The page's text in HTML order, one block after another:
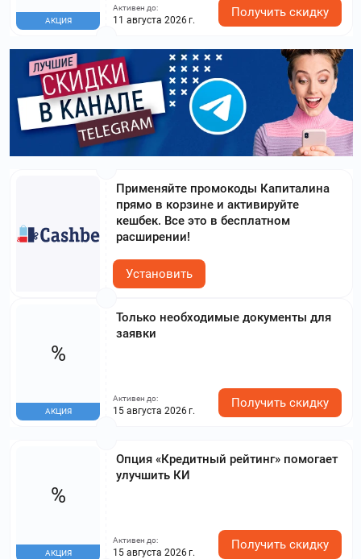
АКЦИЯ
Активен до:
11 августа 2026 г.
Получить скидку
Применяйте промокоды Капиталина
прямо в корзине и активируйте
кешбек. Все это в бесплатном
расширении!
Установить
Только необходимые документы для
заявки
%
АКЦИЯ
Активен до:
15 августа 2026 г.
Получить скидку
Опция «Кредитный рейтинг» помогает
улучшить КИ
%
АКЦИЯ
Активен до:
15 августа 2026 г.
Получить скидку